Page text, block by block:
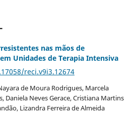
nas mãos de
Unidades de Terapia Intensiva
reci.v9i3.12674
de Moura Rodrigues, Marcela
Daniela Neves Gerace, Cristiana Martins
Lizandra Ferreira de Almeida